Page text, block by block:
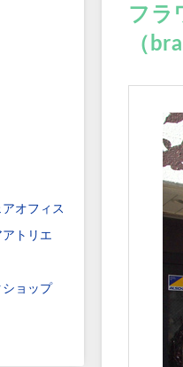
フラ
（
オフィス
トリエ
ョップ